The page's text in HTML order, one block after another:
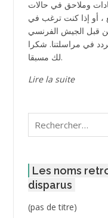
وملاحق في حالات
، أو إذا كنت ترغب في
قبل الجيش الفرنسي
عام 1957 ، فلا تتردد في مراسلتنا. شكرا
لك مسبقا.
Lire la suite
Rechercher :
Les noms
disparus
(pas de titre)Post